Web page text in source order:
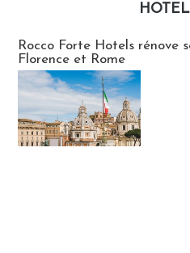
HOTEL
Rocco Forte Hotels rénove
Florence et Rome